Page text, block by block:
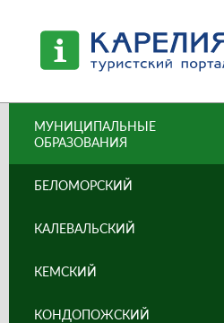
МУНИЦИПАЛЬНЫЕ
ОБРАЗОВАНИЯ
БЕЛОМОРСКИЙ
КАЛЕВАЛЬСКИЙ
КЕМСКИЙ
КОНДОПОЖСКИЙ